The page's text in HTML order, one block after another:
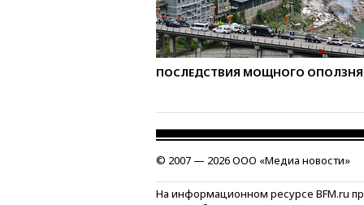
ПОСЛЕДСТВИЯ МОЩНОГО ОПОЛЗНЯ
© 2007 — 2026 ООО «Медиа новости»
На информационном ресурсе BFM.ru